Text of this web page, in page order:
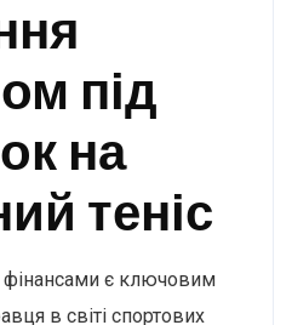
під
на
теніс
фінансами є ключовим
в світі спортових